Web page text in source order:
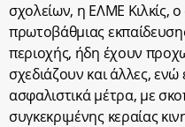
σχολείων, η ΕΛΜΕ Κιλκίς,
πρωτοβάθμιας
περιοχής, ήδη έχουν
σχεδιάζουν και άλλες, ενώ
ασφαλιστικά μέτρα, με
συγκεκριμένης κεραίας